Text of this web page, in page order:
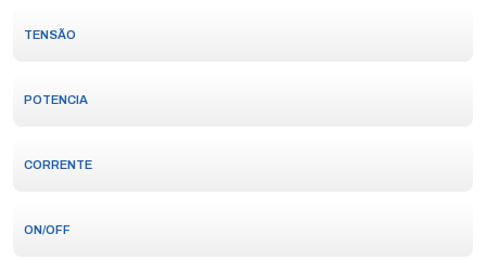
TENSÃO
POTENCIA
CORRENTE
ON/OFF